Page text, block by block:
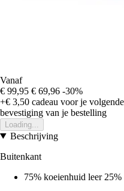
Vanaf
€ 99,95 € 69,96 -30%
+€ 3,50 cadeau voor je
bevestiging van je bestelling
Loading...
Beschrijving
Buitenkant
75% koeienhuid leer